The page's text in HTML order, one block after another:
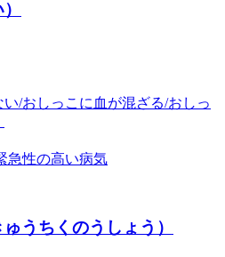
/おしっこに血が混ざる/おしっ
急性の高い病気
うちくのうしょう）